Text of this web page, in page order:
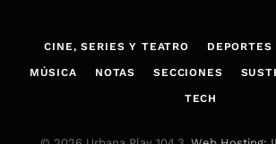
CINE, SERIES Y TEATRO DEPORTES
MÚSICA NOTAS SECCIONES
TECH